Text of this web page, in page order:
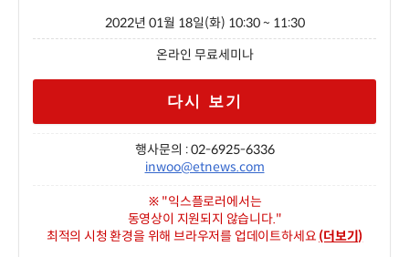
2022년 01월 18일(화) 10:30 ~ 11:30
온라인 무료세미나
다시 보기
행사문의 : 02-6925-6336
inwoo@etnews.com
※ "익스플로러에서는
동영상이 지원되지 않습니다."
최적의 시청 환경을 위해 브라우저를 업데이트하세요 (더보기)